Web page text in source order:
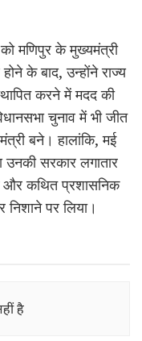
मणिपुर के मुख्यमंत्री
के बाद, उन्होंने राज्य
करने में मदद की
चुनाव में भी जीत
बने। हालांकि, मई
सरकार लगातार
और कथित प्रशासनिक
पर लिया।
है